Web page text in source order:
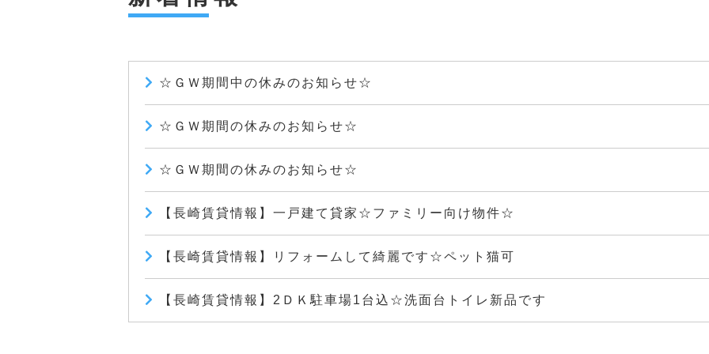
☆ＧＷ期間中の休みのお知らせ☆
☆ＧＷ期間の休みのお知らせ☆
☆ＧＷ期間の休みのお知らせ☆
【長崎賃貸情報】一戸建て貸家☆ファミリー向け物件☆
【長崎賃貸情報】リフォームして綺麗です☆ペット猫可
【長崎賃貸情報】2ＤＫ駐車場1台込☆洗面台トイレ新品です